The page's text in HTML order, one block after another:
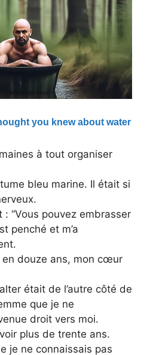
à tout organiser
bleu marine. Il était si
: “Vous pouvez embrasser
penché et m’a
en douze ans, mon cœur
était de l’autre côté de
que je ne
droit vers moi.
plus de trente ans.
je ne connaissais pas